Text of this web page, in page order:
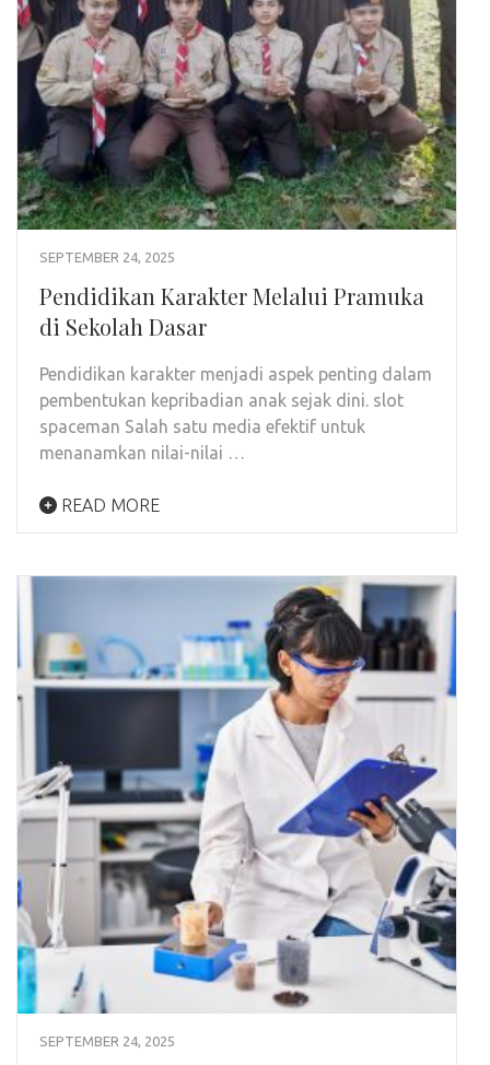
SEPTEMBER 24, 2025
Pendidikan Karakter Melalui Pramuka
di Sekolah Dasar
Pendidikan karakter menjadi aspek penting dalam
pembentukan kepribadian anak sejak dini. slot
spaceman Salah satu media efektif untuk
menanamkan nilai-nilai …
READ MORE
SEPTEMBER 24, 2025